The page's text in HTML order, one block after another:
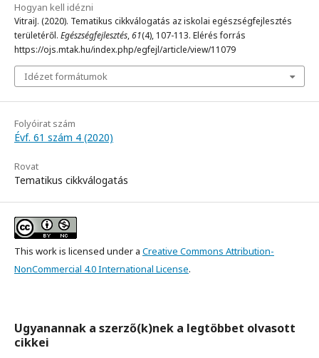
Hogyan kell idézni
VitraiJ. (2020). Tematikus cikkválogatás az iskolai egészségfejlesztés
területéről. Egészségfejlesztés,61(4), 107-113. Elérés forrás
https://ojs.mtak.hu/index.php/egfejl/article/view/11079
Idézet formátumok
Folyóirat szám
Évf. 61 szám 4 (2020)
Rovat
Tematikus cikkválogatás
This work is licensed under a Creative Commons Attribution-
NonCommercial 4.0 International License.
Ugyanannak a szerző(k)nek a legtöbbet olvasott
cikkei